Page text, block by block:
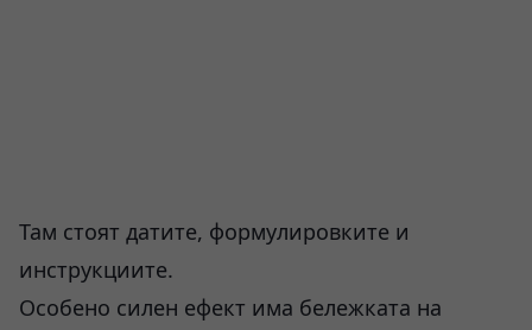
Там стоят датите, формулировките и
инструкциите.
Особено силен ефект има бележката на